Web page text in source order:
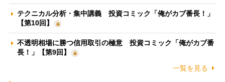
テクニカル分析・集中講義 投資コミック「俺がカブ番長！」
【第10回】
不透明相場に勝つ信用取引の極意 投資コミック「俺がカブ番
長！」【第9回】
一覧を見る